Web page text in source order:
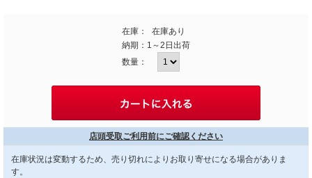
在庫：
在庫あり
納期： 1～2日出荷
数量：
店頭受取ご利用前にご確認ください
在庫状況は変動するため、売り切れによりお取り寄せになる場合がありま
す。